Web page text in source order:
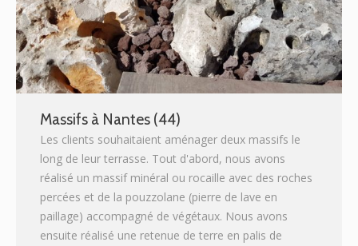
Massifs à Nantes (44)
Les clients souhaitaient aménager deux massifs le
long de leur terrasse. Tout d'abord, nous avons
réalisé un massif minéral ou rocaille avec des roches
percées et de la pouzzolane (pierre de lave en
paillage) accompagné de végétaux. Nous avons
ensuite réalisé une retenue de terre en palis de